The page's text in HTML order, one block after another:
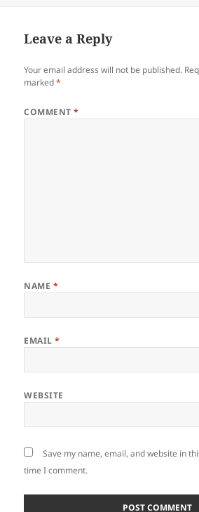
Leave a Reply
Your email address will not be published.
marked*
COMMENT*
NAME *
EMAIL*
WEBSITE
Save my name, email, and website in
time I comment.